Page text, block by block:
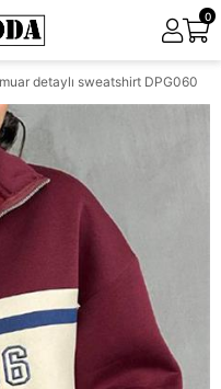
0
detaylı sweatshirt DPG060